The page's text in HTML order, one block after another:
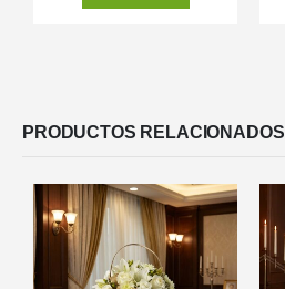
PRODUCTOS RELACIONADOS